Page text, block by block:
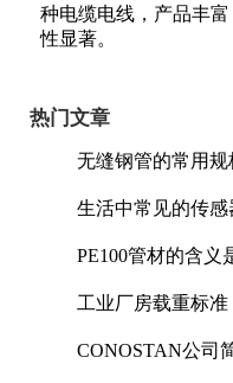
种电缆电线，产品丰
性显著。
热门文章
无缝钢管的常用规
生活中常见的传
PE100管材的含义
工业厂房载重标
CONOSTAN公司